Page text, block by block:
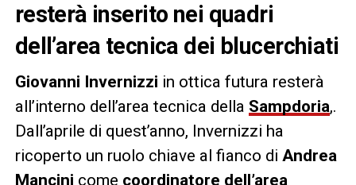
resterà inserito nei quadri
dell’area tecnica dei blucerchiati
Giovanni Invernizzi in ottica futura resterà
all’interno dell’area tecnica della Sampdoria,.
Dall’aprile di quest’anno, Invernizzi ha
ricoperto un ruolo chiave al fianco di Andrea
Mancini come coordinatore dell’area